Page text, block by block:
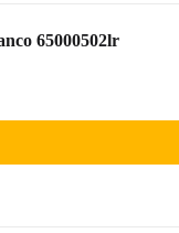
65000502lr